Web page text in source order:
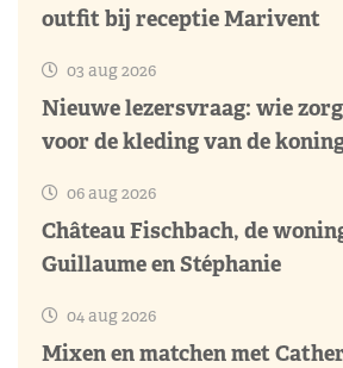
outfit bij receptie Marivent
03 aug 2026
Nieuwe lezersvraag: wie
voor de kleding van de
06 aug 2026
Château Fischbach, de
Guillaume en Stéphanie
04 aug 2026
Mixen en matchen met